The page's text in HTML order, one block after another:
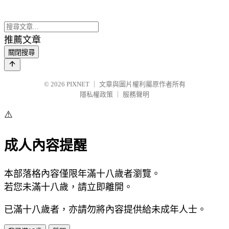
推薦文章
關閉搜尋
© 2026 PIXNET
文章與圖片權利屬原作者所有
隱私權政策
服務聲明
⚠️
成人內容提醒
本部落格內容僅限年滿十八歲者瀏覽。
若您未滿十八歲，請立即離開。
已滿十八歲者，亦請勿將內容提供給未成年人士。